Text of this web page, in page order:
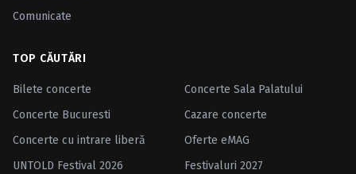
Comunicate
TOP CĂUTĂRI
Bilete concerte
Concerte Sala Palatului
Concerte Bucuresti
Cazare concerte
Concerte cu intrare liberă
Oferte eMAG
UNTOLD Festival 2026
Festivaluri 2027